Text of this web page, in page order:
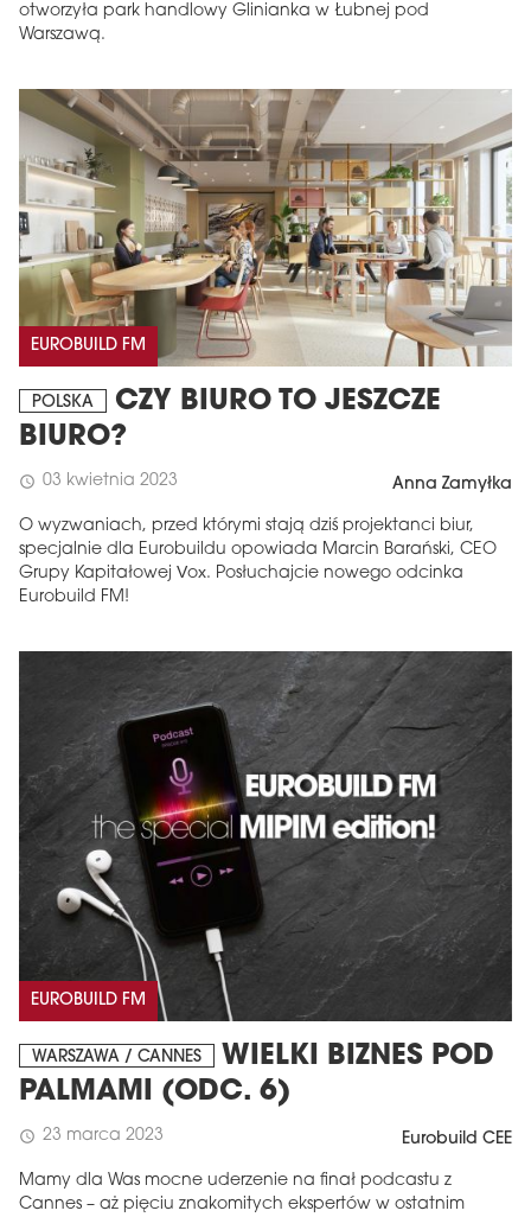
otworzyła park handlowy Glinianka w Łubnej pod
Warszawą.
EUROBUILD FM
POLSKA
CZY BIURO TO JESZCZE
BIURO?
schedule 03 kwietnia 2023 Anna Zamyłka
O wyzwaniach, przed którymi stają dziś projektanci biur,
specjalnie dla Eurobuildu opowiada Marcin Barański, CEO
Grupy Kapitałowej Vox. Posłuchajcie nowego odcinka
Eurobuild FM!
EUROBUILD FM
WARSZAWA / CANNES
WIELKI BIZNES POD
PALMAMI (ODC. 6)
schedule 23 marca 2023 Eurobuild CEE
Mamy dla Was mocne uderzenie na finał podcastu z
Cannes – aż pięciu znakomitych ekspertów w ostatnim